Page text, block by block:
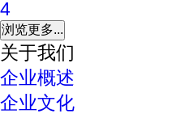
4
关于我们
企业概述
企业文化